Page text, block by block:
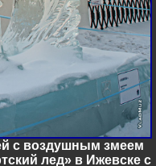
с воздушным змеем
лед» в Ижевске с